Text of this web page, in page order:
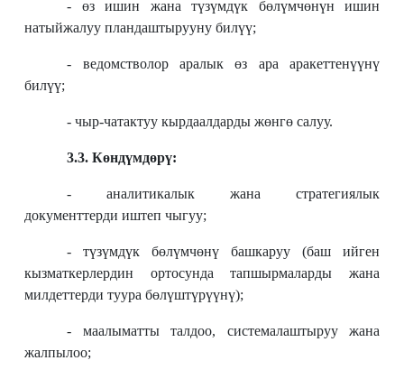
- өз ишин жана түзүмдүк бөлүмчөнүн ишин
натыйжалуу пландаштырууну билүү;
- ведомстволор аралык өз ара аракеттенүүнү
билүү;
- чыр-чатактуу кырдаалдарды жөнгө салуу.
3.3. Көндүмдөрү:
- аналитикалык жана стратегиялык
документтерди иштеп чыгуу;
- түзүмдүк бөлүмчөнү башкаруу (баш ийген
кызматкерлердин ортосунда тапшырмаларды жана
милдеттерди туура бөлүштүрүүнү);
- маалыматты талдоо, системалаштыруу жана
жалпылоо;